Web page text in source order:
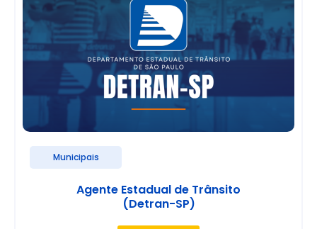
Municipais
Agente Estadual de Trânsito
(Detran-SP)